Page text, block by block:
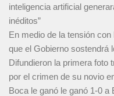
inteligencia artificial
inéditos”
En medio de la tensión
que el Gobierno sostendrá
Difundieron la primera foto
por el crimen de su novio
Boca le ganó le ganó 1-0